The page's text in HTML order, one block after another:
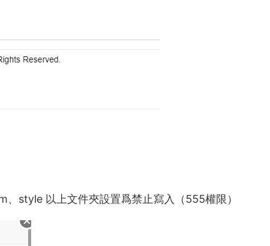
style 以上文件夾設置爲禁止寫入（555權限）